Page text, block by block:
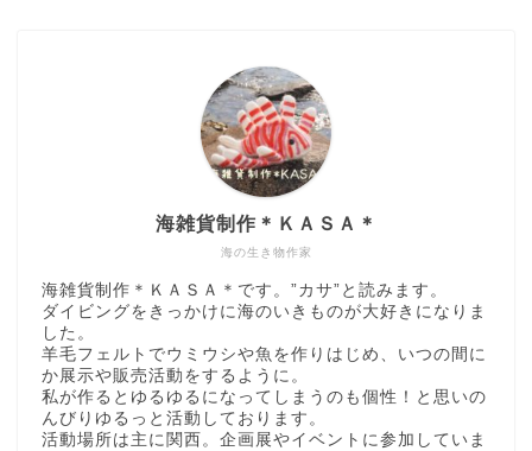
海の生き物作家
海雑貨制作＊ＫＡＳＡ＊
海雑貨制作＊ＫＡＳＡ＊です。”カサ”と読みます。
ダイビングをきっかけに海のいきものが大好きになりま
した。
羊毛フェルトでウミウシや魚を作りはじめ、いつの間に
か展示や販売活動をするように。
私が作るとゆるゆるになってしまうのも個性！と思いの
んびりゆるっと活動しております。
活動場所は主に関西。企画展やイベントに参加していま